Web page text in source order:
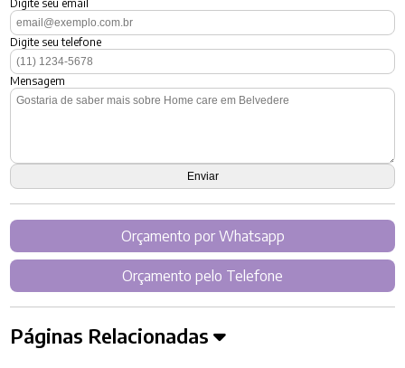
Digite seu email
Digite seu telefone
Mensagem
Orçamento por Whatsapp
Orçamento pelo Telefone
Páginas Relacionadas